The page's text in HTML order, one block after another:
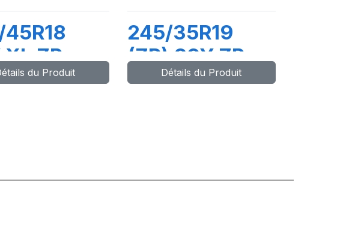
ZP
du Produit
245/35R19
(ZR) 89Y ZP
PILOT SUP
Détails du Produit